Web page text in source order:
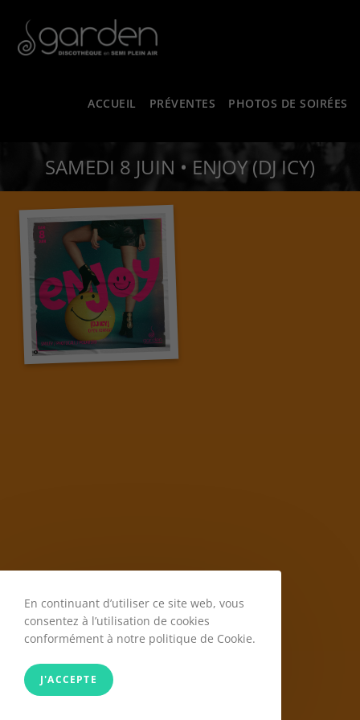
ACCUEIL PRÉVENTES PHOTOS DE SOIRÉES
SAMEDI 8 JUIN • ENJOY (DJ ICY)
En continuant d’utiliser ce site web, vous
consentez à l’utilisation de cookies
conformément à notre politique de Cookie.
J'ACCEPTE